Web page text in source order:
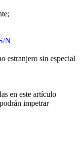
N
estranjero sin especial
en este artículo
impetrar